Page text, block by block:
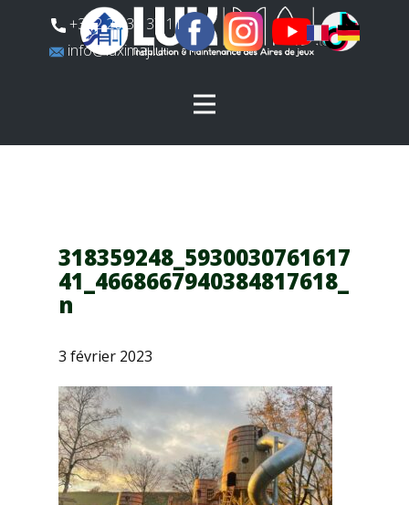
​+352 26 31 37 11
​info@luximaj.lu
318359248_5930030761617
41_4668667940384817618_
n
3 février 2023